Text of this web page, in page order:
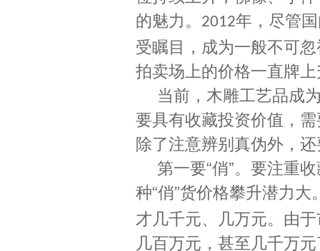
的魅力。
2012年，尽管
受瞩目，成为一般不可
拍卖场上的价格一直牌
当前，木雕工艺品成
要具有收藏投资价值，
除了注意辨别真伪外，
第一要“俏”。要注重
种“俏”货价格攀升潜力大
才几千元、几万元。由
几百万元，甚至几千万